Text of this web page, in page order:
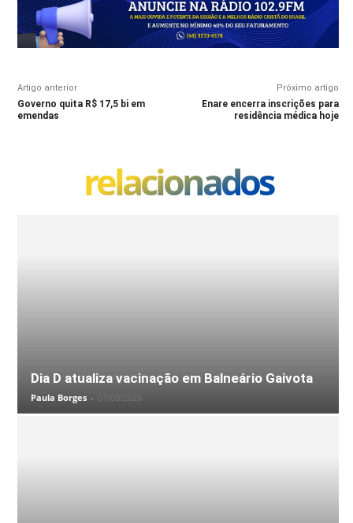
Artigo anterior
Governo quita R$ 17,5 bi em
emendas
Próximo artigo
Enare encerra inscrições para
residência médica hoje
relacionados
Dia D atualiza vacinação em Balneário Gaivota
Paula Borges - 07/08/2026